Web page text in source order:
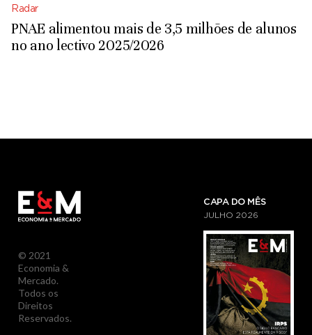
Radar
PNAE alimentou mais de 3,5 milhões de alunos
no ano lectivo 2025/2026
© 2021
Economia &
Mercado.
Todos os
Direitos
Reservados.
CAPA DO MÊS
JULHO 2026